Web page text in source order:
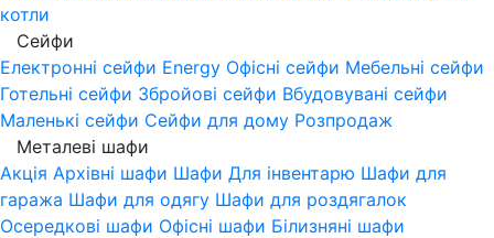
котли
Сейфи
Електронні сейфи Energy Офісні сейфи Мебельні сейфи
Готельні сейфи Збройові сейфи Вбудовувані сейфи
Маленькі сейфи Сейфи для дому Розпродаж
Металеві шафи
Акція Архівні шафи Шафи Для інвентарю Шафи для
гаража Шафи для одягу Шафи для роздягалок
Осередкові шафи Офісні шафи Білизняні шафи